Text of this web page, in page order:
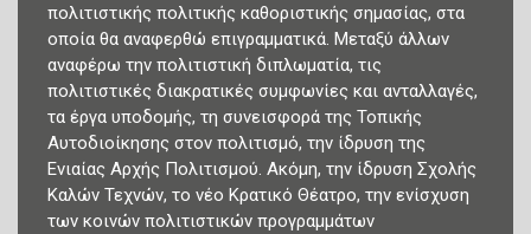
πολιτιστικής πολιτικής καθοριστικής σημασίας, στα
οποία θα αναφερθώ επιγραμματικά. Μεταξύ άλλων
αναφέρω την πολιτιστική διπλωματία, τις
πολιτιστικές διακρατικές συμφωνίες και ανταλλαγές,
τα έργα υποδομής, τη συνεισφορά της Τοπικής
Αυτοδιοίκησης στον πολιτισμό, την ίδρυση της
Ενιαίας Αρχής Πολιτισμού. Ακόμη, την ίδρυση Σχολής
Καλών Τεχνών, το νέο Κρατικό Θέατρο, την ενίσχυση
των κοινών πολιτιστικών προγραμμάτων